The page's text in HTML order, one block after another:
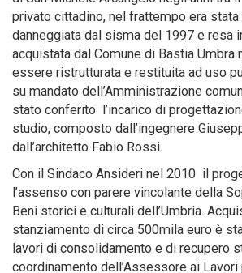
privato cittadino, nel frattempo era
danneggiata dal sisma del 1997 e resa
acquistata dal Comune di Bastia Umbra
essere ristrutturata e restituita ad uso
su mandato dell’Amministrazione
stato conferito l’incarico di
studio, composto dall’ingegnere
dall’architetto Fabio Rossi.
Con il Sindaco Ansideri nel 2010 il
l’assenso con parere vincolante della
Beni storici e culturali dell’Umbria.
stanziamento di circa 500mila euro è
lavori di consolidamento e di recupero
coordinamento dell’Assessore ai